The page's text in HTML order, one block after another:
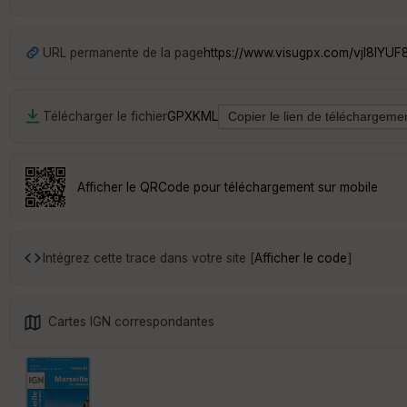
URL permanente de la pagehttps://www.visugpx.com/
Télécharger le fichierGPXKML
Afficher le QRCode pour téléchargement sur mobile
Intégrez cette trace dans votre site [Afficher le code]
Cartes IGN correspondantes